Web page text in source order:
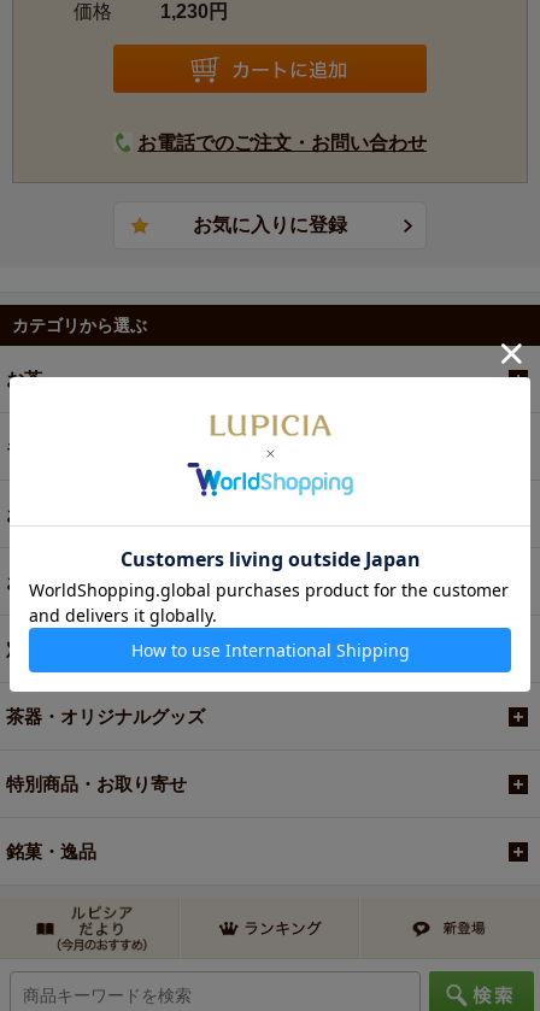
価格 1,230円
お電話でのご注文・お問い合わせ
カテゴリから選ぶ
お茶
ギフト
お菓子・食品・飲料
お買い得商品
定期便
茶器・オリジナルグッズ
特別商品・お取り寄せ
銘菓・逸品